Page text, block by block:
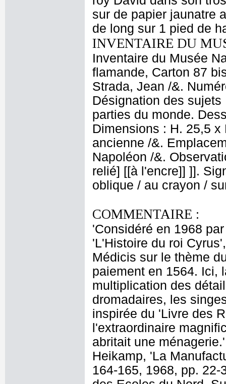
sur de papier jaunatre
de long sur 1 pied de
INVENTAIRE DU
Inventaire du Musée
flamande, Carton 87
Strada, Jean /&.
Désignation des
parties du monde.
Dimensions : H. 25,5
ancienne /&.
Napoléon /&.
relié] [[à l'encre]] ]].
oblique / au crayon /
COMMENTAIRE :
'Considéré en 1968
'L'Histoire du roi
Médicis sur le thème
paiement en 1564. Ici,
multiplication des
dromadaires, les
inspirée du 'Livre des
l'extraordinaire
abritait une
Heikamp, 'La
164-165, 1968, pp.